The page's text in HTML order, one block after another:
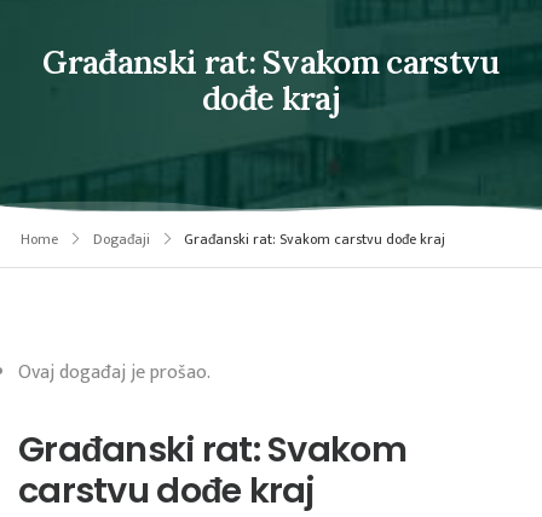
Građanski rat: Svakom carstvu
dođe kraj
Home Događaji Građanski rat: Svakom carstvu dođe kraj
Ovaj događaj je prošao.
Građanski rat: Svakom
carstvu dođe kraj